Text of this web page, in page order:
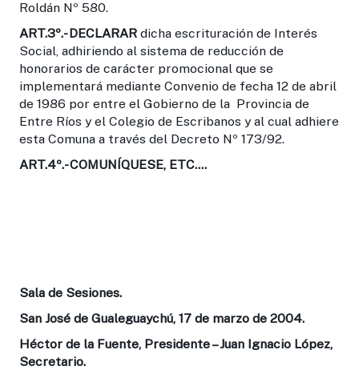
Roldán Nº 580.
ART.3º.- DECLARAR dicha escrituración de Interés
Social, adhiriendo al sistema de reducción de
honorarios de carácter promocional que se
implementará mediante Convenio de fecha 12 de abril
de 1986 por entre el Gobierno de la Provincia de
Entre Ríos y el Colegio de Escribanos y al cual adhiere
esta Comuna a través del Decreto Nº 173/92.
ART.4º.- COMUNÍQUESE, ETC....
Sala de Sesiones.
San José de Gualeguaychú, 17 de marzo de 2004.
Héctor de la Fuente, Presidente – Juan Ignacio López,
Secretario.